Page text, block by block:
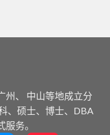
州、 中⼭等地成⽴分
、硕⼠、博⼠、DBA
务。